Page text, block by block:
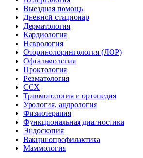
Выездная помощь
Дневной стационар
Дерматология
Кардиология
Неврология
Оторинолорингология (ЛОР)
Офтальмология
Проктология
Ревматология
ССХ
Травмотология и ортопедия
Урология, андрология
Физиотерапия
Функциональная диагностика
Эндоскопия
Вакцинопрофилактика
Маммология